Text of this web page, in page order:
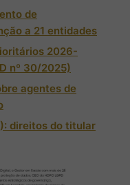
de
a 21 entidades
2026-
nº 30/2025)
agentes de
direitos do titular